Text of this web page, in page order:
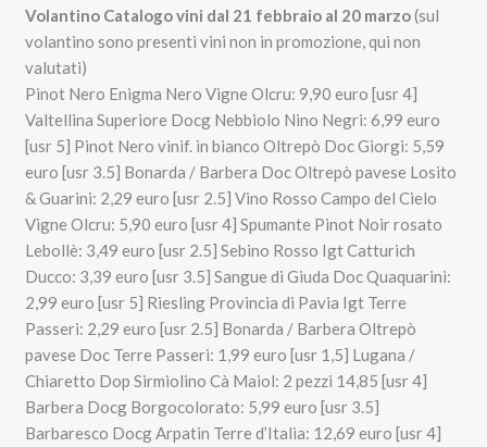
Volantino Catalogo vini dal 21 febbraio al 20 marzo(sul
volantino sono presenti vini non in promozione, qui non
valutati)
Pinot Nero Enigma Nero Vigne Olcru: 9,90 euro [usr 4]
Valtellina Superiore Docg Nebbiolo Nino Negri: 6,99 euro
[usr 5] Pinot Nero vinif. in bianco Oltrepò Doc Giorgi: 5,59
euro [usr 3.5] Bonarda / Barbera Doc Oltrepò pavese Losito
& Guarini: 2,29 euro [usr 2.5] Vino Rosso Campo del Cielo
Vigne Olcru: 5,90 euro [usr 4] Spumante Pinot Noir rosato
Lebollè: 3,49 euro [usr 2.5] Sebino Rosso Igt Catturich
Ducco: 3,39 euro [usr 3.5] Sangue di Giuda Doc Quaquarini:
2,99 euro [usr 5] Riesling Provincia di Pavia Igt Terre
Passeri: 2,29 euro [usr 2.5] Bonarda / Barbera Oltrepò
pavese Doc Terre Passeri: 1,99 euro [usr 1,5] Lugana /
Chiaretto Dop Sirmiolino Cà Maiol: 2 pezzi 14,85 [usr 4]
Barbera Docg Borgocolorato: 5,99 euro [usr 3.5]
Barbaresco Docg Arpatin Terre d’Italia: 12,69 euro [usr 4]